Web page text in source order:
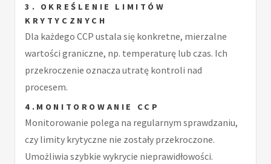
3. OKREŚLENIE LIMITÓW
KRYTYCZNYCH
Dla każdego CCP ustala się konkretne, mierzalne
wartości graniczne, np. temperaturę lub czas. Ich
przekroczenie oznacza utratę kontroli nad
procesem.
4.MONITOROWANIE CCP
Monitorowanie polega na regularnym sprawdzaniu,
czy limity krytyczne nie zostały przekroczone.
Umożliwia szybkie wykrycie nieprawidłowości.